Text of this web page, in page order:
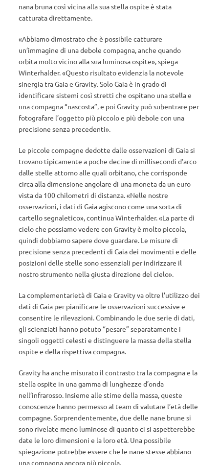
nana bruna così vicina alla sua stella ospite è stata
catturata direttamente.
«Abbiamo dimostrato che è possibile catturare
un’immagine di una debole compagna, anche quando
orbita molto vicino alla sua luminosa ospite», spiega
Winterhalder. «Questo risultato evidenzia la notevole
sinergia tra Gaia e Gravity. Solo Gaia è in grado di
identificare sistemi così stretti che ospitano una stella e
una compagna “nascosta”, e poi Gravity può subentrare per
fotografare l’oggetto più piccolo e più debole con una
precisione senza precedenti».
Le piccole compagne dedotte dalle osservazioni di Gaia si
trovano tipicamente a poche decine di millisecondi d’arco
dalle stelle attorno alle quali orbitano, che corrisponde
circa alla dimensione angolare di una moneta da un euro
vista da 100 chilometri di distanza. «Nelle nostre
osservazioni, i dati di Gaia agiscono come una sorta di
cartello segnaletico», continua Winterhalder. «La parte di
cielo che possiamo vedere con Gravity è molto piccola,
quindi dobbiamo sapere dove guardare. Le misure di
precisione senza precedenti di Gaia dei movimenti e delle
posizioni delle stelle sono essenziali per indirizzare il
nostro strumento nella giusta direzione del cielo».
La complementarietà di Gaia e Gravity va oltre l’utilizzo dei
dati di Gaia per pianificare le osservazioni successive e
consentire le rilevazioni. Combinando le due serie di dati,
gli scienziati hanno potuto “pesare” separatamente i
singoli oggetti celesti e distinguere la massa della stella
ospite e della rispettiva compagna.
Gravity ha anche misurato il contrasto tra la compagna e la
stella ospite in una gamma di lunghezze d’onda
nell’infrarosso. Insieme alle stime della massa, queste
conoscenze hanno permesso al team di valutare l’età delle
compagne. Sorprendentemente, due delle nane brune si
sono rivelate meno luminose di quanto ci si aspetterebbe
date le loro dimensioni e la loro età. Una possibile
spiegazione potrebbe essere che le nane stesse abbiano
una compagna ancora più piccola.